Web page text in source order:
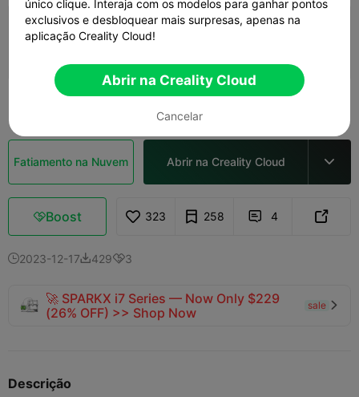
Camada de 0,2 mm, 2 paredes, 15% de
preenchimento
Fatiamento na Nuvem Abrir na Creality Cloud 
Boost 323 258  4 
2023-12-174293
🚀 SPARKX i7 Series — Now Only $229
(26% OFF) >> Shop Now
sale 
Descrição
único clique. Interaja com os modelos para ganhar pontos
exclusivos e desbloquear mais surpresas, apenas na
aplicação Creality Cloud!
Abrir na Creality Cloud
Cancelar